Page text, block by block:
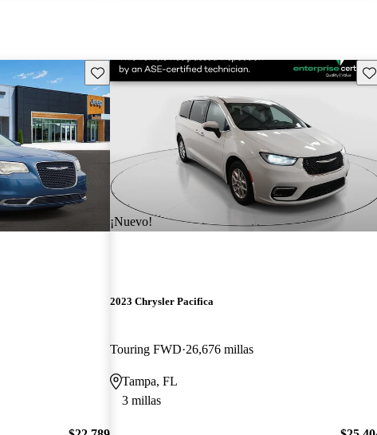
Guarda este Aviso
¡Nuevo!
2023 Chrysler Pacifica
Touring FWD 26,676 millas
Tampa, FL
3 millas